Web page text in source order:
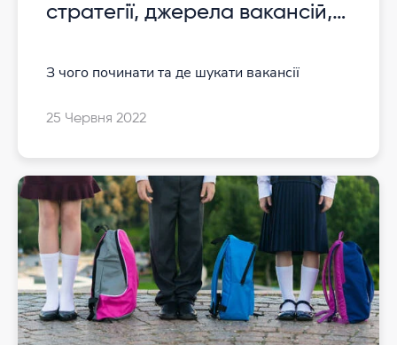
стратегії, джерела вакансій,
З чого починати та де шукати вакансії
25 Червня 2022